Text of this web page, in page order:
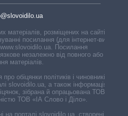
матеріалів, розміщених на сайті,
посилання (для інтернет-видань
Посилання
незалежно від повного або
матеріалів.
обіцянки політиків і чиновників,
slovoidilo.ua, а також інформація про
зібрана й опрацьована ТОВ «ІА
ТОВ «ІА Слово і Діло».
на порталі slovoidilo.ua, створені ГО